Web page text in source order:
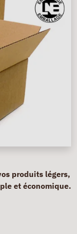
produits légers,
et économique.